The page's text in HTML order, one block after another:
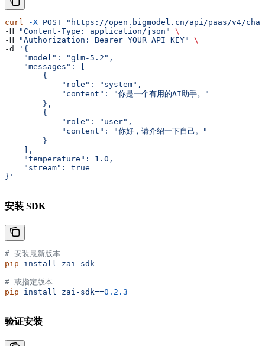
curl -X POST "https://open.bigmodel.cn/api/paas/v4/
-H
"Content-Type: application/json"
\
-H
"Authorization: Bearer YOUR_API_KEY"
\
-d
'{
    "model": "glm-5.2",
    "messages": [
        {
            "role": "system",
            "content": "你是一个有用的AI助手。"
        },
        {
            "role": "user",
            "content": "你好，请介绍一下自己。"
        }
    ],
    "temperature": 1.0,
    "stream": true
}'
安装 SDK
# 安装最新版本
pip install zai-sdk
# 或指定版本
pip install zai-sdk==0.2.3
验证安装